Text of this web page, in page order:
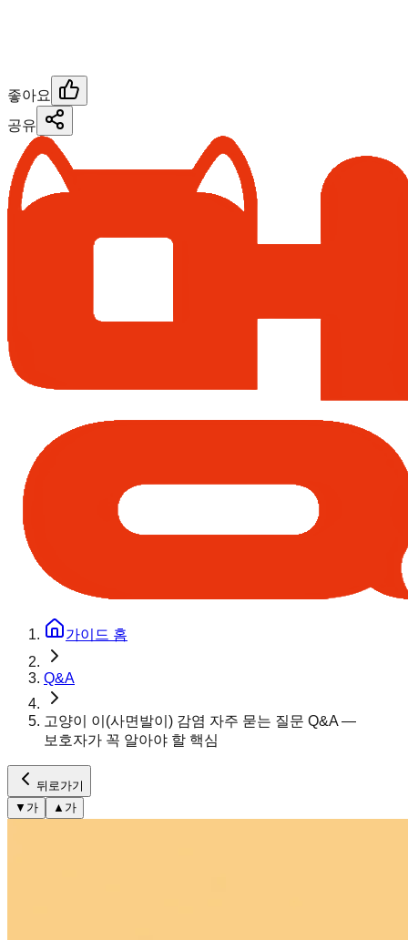
좋아요
공유
가이드 홈
Q&A
고양이 이(사면발이) 감염 자주 묻는 질문 Q&A —
보호자가 꼭 알아야 할 핵심
뒤로가기
▼ 가 ▲ 가